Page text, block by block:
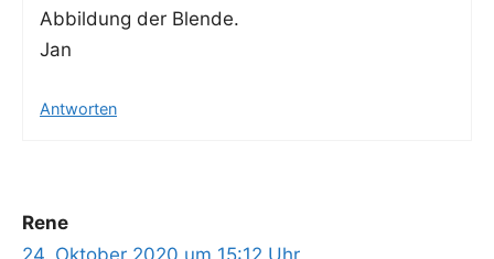
Abbil­dung der Blende.
Jan
Antworten
Rene